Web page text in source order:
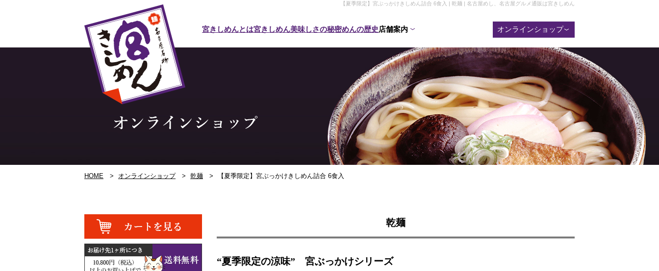
【夏季限定】宮ぶっかけきしめん詰合 6食入 | 乾麺 | 名古屋めし、名古屋グルメ通販は宮きしめん
宮きしめんとは宮きしめん美味しさの秘密めんの歴史店舗案内 オンラインショップ
HOME > オンラインショップ> 乾麺 > 【夏季限定】宮ぶっかけきしめん詰合 6食入
乾麺
“夏季限定の涼味” 宮ぶっかけシリーズ